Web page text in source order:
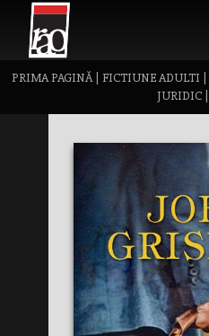
PRIMA PAGINĂ| FICTIUNE ADULTI
JURIDIC|